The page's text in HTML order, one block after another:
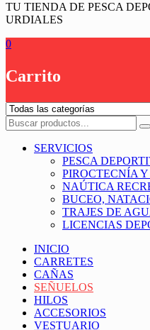
TU TIENDA DE PESCA
URDIALES
0
Carrito
SERVICIOS
PESCA
PIROCTECNÍA
NAÚTICA
BUCEO,
TRAJES DE
LICENCIAS
INICIO
CARRETES
CAÑAS
SEÑUELOS
HILOS
ACCESORIOS
VESTUARIO